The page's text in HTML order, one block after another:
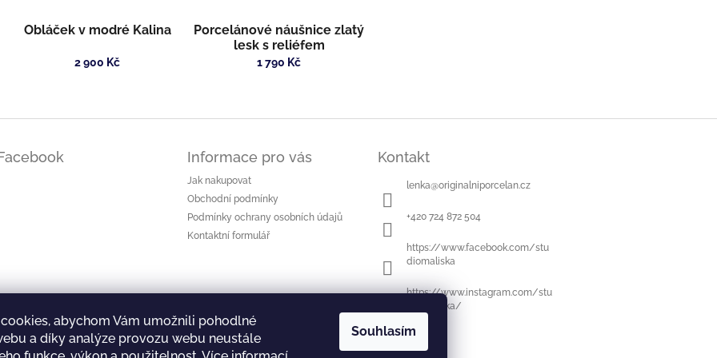
abychom Vám umožnili pohodlné
a díky analýze provozu webu neustále
Souhlasím
Obláček v modré Kalina
2 900 Kč
Porcelánové náušnice zlatý
lesk s reliéfem
1 790 Kč
Informace pro vás
Jak nakupovat
Obchodní podmínky
Podmínky ochrany osobních údajů
Kontaktní formulář
Kontakt
lenka@originalniporcelan.cz
+420 724 872 504
https://www.facebook.com/stu
diomaliska
https://www.instagram.com/stu
diomaliska/